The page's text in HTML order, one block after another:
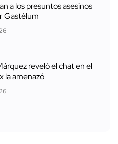
a los presuntos asesinos
Gastélum
reveló el chat en el
la amenazó